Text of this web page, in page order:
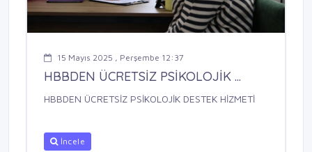
15 Mayıs 2025 , Perşembe 12:37
HBBDEN ÜCRETSİZ PSİKOLOJİK ...
HBBDEN ÜCRETSİZ PSİKOLOJİK DESTEK HİZMETİ
İncele